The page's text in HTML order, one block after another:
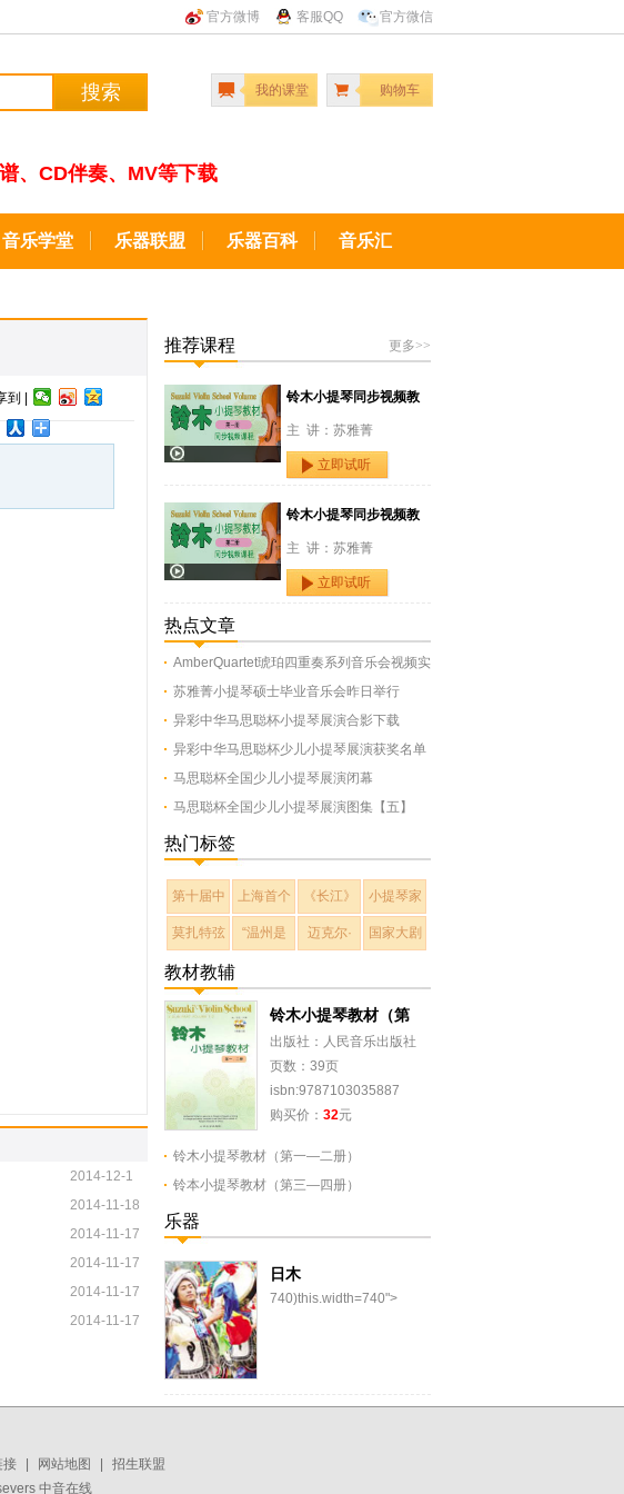
官方微博 客服QQ 官方微信
搜索 我的课堂 购物车
、CD伴奏、MV等下载
音乐学堂 乐器联盟 乐器百科 音乐汇
到 |
2014-12-1
2014-11-18
2014-11-17
2014-11-17
2014-11-17
2014-11-17
更多>>
推荐课程
铃木小提琴同步视频教
主 讲：苏雅菁
立即试听
铃木小提琴同步视频教
主 讲：苏雅菁
立即试听
热点文章
AmberQuartet琥珀四重奏系列音乐会视频实
苏雅菁小提琴硕士毕业音乐会昨日举行
异彩中华马思聪杯小提琴展演合影下载
异彩中华马思聪杯少儿小提琴展演获奖名单
马思聪杯全国少儿小提琴展演闭幕
马思聪杯全国少儿小提琴展演图集【五】
热门标签
第十届中 上海首个 《长江》 小提琴家
莫扎特弦 “温州是 迈克尔· 国家大剧
教材教辅
铃木小提琴教材（第
出版社：人民音乐出版社
页数：39页
isbn:9787103035887
购买价： 32元
铃木小提琴教材（第一—二册）
铃本小提琴教材（第三—四册）
乐器
日木
740)this.width=740">
接 网站地图
招生联盟
中音在线